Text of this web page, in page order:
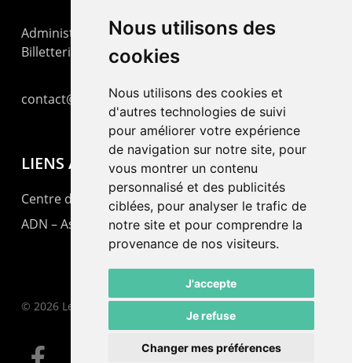
Nous utilisons des
cookies
Nous utilisons des cookies et
d'autres technologies de suivi
pour améliorer votre expérience
de navigation sur notre site, pour
vous montrer un contenu
personnalisé et des publicités
ciblées, pour analyser le trafic de
notre site et pour comprendre la
provenance de nos visiteurs.
J'accepte
Je refuse
Changer mes préférences
Administration : +41 32 725 03 03
Billetterie : +41 32 725 05 05
contact@lepommier.ch
LIENS AMIS
Centre de culture ABC
ADN – Association Danse Neuchâtel
© 2026 Le Pommier.
facebook email